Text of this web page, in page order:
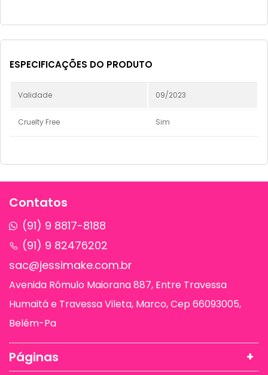
ESPECIFICAÇÕES DO PRODUTO
Validade 09/2023
Cruelty Free Sim
Contatos
(91) 9 8817-8188
(91) 9 82476202
sac@jessimake.com.br
Avenida Rômulo Maiorana 887, Entre Travessa
Humaitá e Travessa Vileta, Marco, Cep 66093005,
Belém-Pa
Páginas